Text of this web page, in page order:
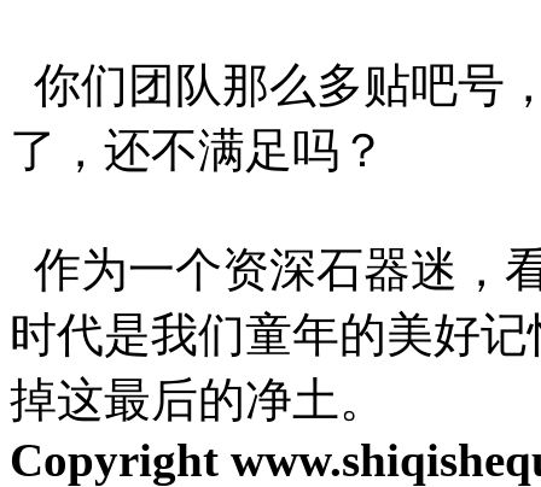
你们团队那么多贴吧号
了，还不满足吗？
作为一个资深石器迷，
时代是我们童年的美好
掉这最后的净土。
Copyright